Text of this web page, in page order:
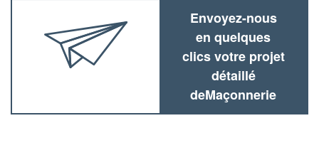
Envoyez-nous
en quelques
clics votre projet
détaillé
deMaçonnerie